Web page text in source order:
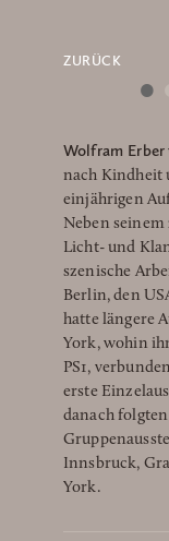
ZURÜCK
•
Wolfram Erber
nach Kindheit
einjährigen
Neben
Licht- und
szenische
Berlin, den
hatte längere
York, wohin
PS1,
erste
danach
Innsbruck,
York.